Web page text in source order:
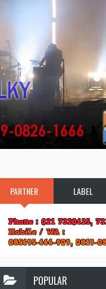
PARTNER LABEL
POPULAR